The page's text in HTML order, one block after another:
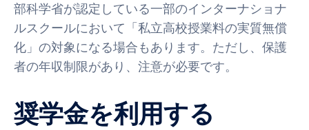
部科学省が認定している一部のインターナショナ
ルスクールにおいて「私立高校授業料の実質無償
化」の対象になる場合もあります。ただし、保護
者の年収制限があり、注意が必要です。
奨学金を利用する